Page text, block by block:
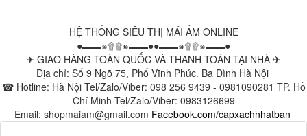
HỆ THỐNG SIÊU THỊ MÁI ẤM ONLINE
●▬▬๑۩۩๑▬▬●●▬▬๑۩۩๑▬▬●
✈ GIAO HÀNG TOÀN QUỐC VÀ THANH TOÁN TẠI NHÀ ✈
Địa chỉ: Số 9 Ngõ 75, Phố Vĩnh Phúc. Ba Đình Hà Nội
☎ Hotline: Hà Nội Tel/Zalo/Viber: 098 256 9439 - 0981090281 TP. Hồ
Chí Minh Tel/Zalo/Viber: 0983126699
Email: shopmaiam@gmail.com Facebook.com/capxachnhatban